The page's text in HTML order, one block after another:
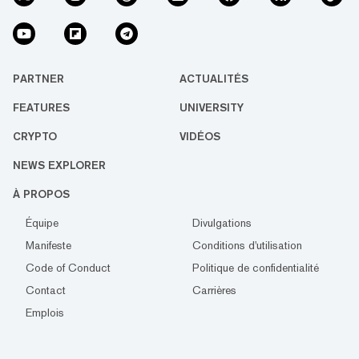
PARTNER ACTUALITÉS
FEATURES UNIVERSITY
CRYPTO VIDÉOS
NEWS EXPLORER
À PROPOS
Équipe
Divulgations
Manifeste
Conditions d'utilisation
Code of Conduct
Politique de confidentialité
Contact
Carrières
Emplois